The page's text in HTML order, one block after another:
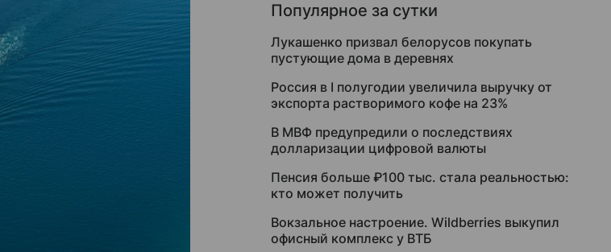
Популярное за сутки
Лукашенко призвал белорусов покупать
пустующие дома в деревнях
Россия в I полугодии увеличила выручку от
экспорта растворимого кофе на 23%
В МВФ предупредили о последствиях
долларизации цифровой валюты
Пенсия больше ₽100 тыс. стала реальностью:
кто может получить
Вокзальное настроение. Wildberries выкупил
офисный комплекс у ВТБ